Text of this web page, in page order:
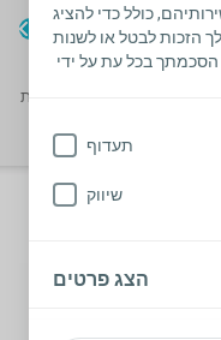
כולל כדי להציג
הזכות לבטל או לשנות
בכל עת על ידי
תעדוף
שיווק
הצג פרטים
התאמה טלפוני עם שרות
סנסורה מיו
עבורך